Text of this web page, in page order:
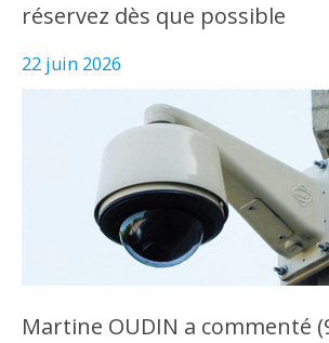
réservez dès que possible
22 juin 2026
Martine OUDIN a commenté